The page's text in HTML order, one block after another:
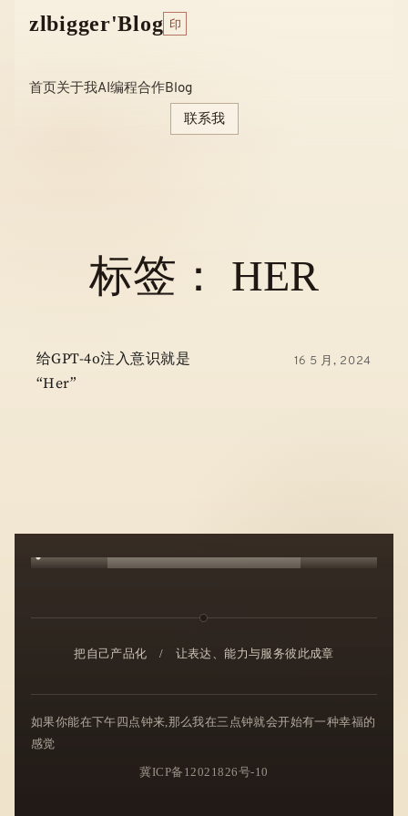
zlbigger'Blog 印
首页 关于我AI编程合作Blog
联系我
标签： HER
给GPT-4o注入意识就是
“her”
16 5 月, 2024
把自己产品化 / 让表达、能力与服务彼此成章
如果你能在下午四点钟来,那么我在三点钟就会开始有一种幸福的
感觉
冀ICP备12021826号-10